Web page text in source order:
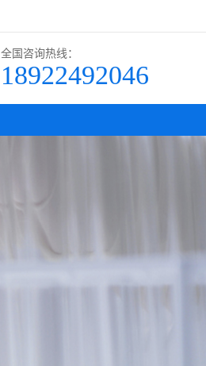
全国咨询热线：
18922492046